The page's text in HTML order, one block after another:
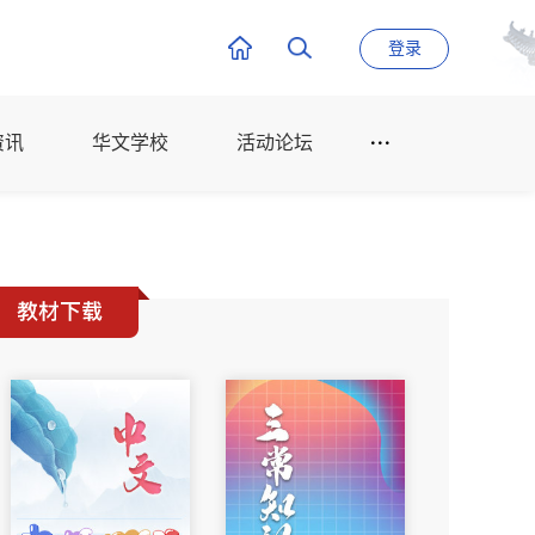
登录
讯 华文学校 活动论坛